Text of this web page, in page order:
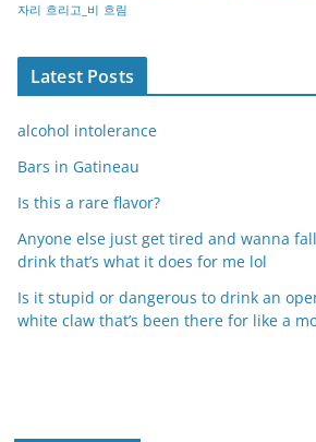
자리 흐리고_비 흐림
Latest Posts
alcohol intolerance
Bars in Gatineau
Is this a rare flavor?
Anyone else just get tired and wanna
drink that’s what it does for me lol
Is it stupid or dangerous to drink an
white claw that’s been there for like a